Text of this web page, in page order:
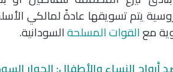
يتم تسويقها عادةً لمالكي
معالقوات المسلحةالسودانية.